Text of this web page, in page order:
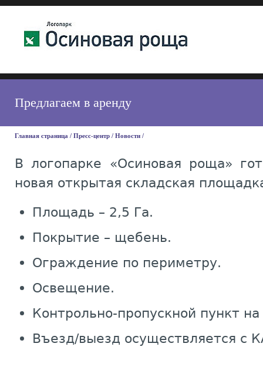
Предлагаем в аренду
Главная страница / Пресс-центр / Новости /
В логопарке «Осиновая роща»
новая открытая складская
Площадь – 2,5 Га.
Покрытие – щебень.
Ограждение по периметру.
Освещение.
Контрольно-пропускной пункт
Въезд/выезд осуществляется с